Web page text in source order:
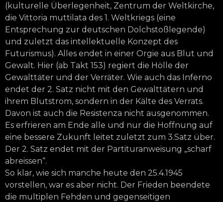
(kulturelle Überlegenheit, Zentrum der Weltkirche,
die Vittoria muttilata des 1. Weltkriegs (eine
Entsprechung zur deutschen Dolchstoßlegende)
und zuletzt das intellektuelle Konzept des
Futurismus). Alles endet in einer Orgie aus Blut und
Gewalt. Hier (ab Takt 153) regiert die Hölle der
Gewalttäter und der Verräter. Wie auch das Inferno
endet der 2. Satz nicht mit den Gewalttätern und
ihrem Blutstrom, sondern in der Kälte des Verrats.
Davon ist auch die Resistenza nicht ausgenommen.
Es erfrieren am Ende alle und nur die Hoffnung auf
eine bessere Zukunft leitet zuletzt zum 3.Satz über.
Der 2. Satz endet mit der Partituranweisung „scharf
abreissen“.
So klar, wie sich manche heute den 25.4.1945
vorstellen, war es aber nicht. Der Frieden beendete
die multiplen Fehden und gegenseitigen